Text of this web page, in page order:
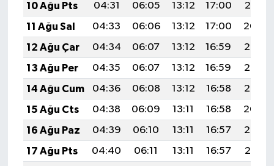
10 Ağu Pts
04:31 06:05 13:12 17:00
20:10
11 Ağu Sal
04:33 06:06 13:12 17:00
20:09
12 Ağu Çar
04:34 06:07 13:12 16:59
20:08
13 Ağu Per
04:35 06:07 13:12 16:59
20:06
14 Ağu Cum
04:36 06:08 13:12 16:58
20:05
15 Ağu Cts
04:38 06:09 13:11 16:58
20:04
16 Ağu Paz
04:39 06:10 13:11 16:57
20:03
17 Ağu Pts
04:40 06:11 13:11 16:57
20:01